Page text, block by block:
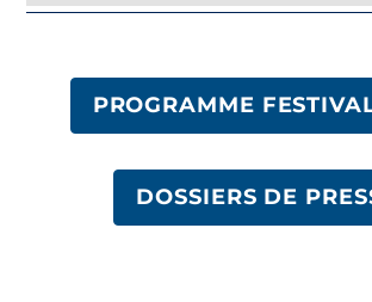
PROGRAMME
DOSSIERS DE